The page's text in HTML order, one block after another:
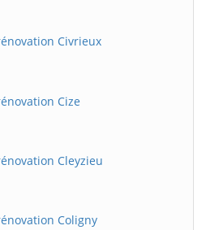
Civrieux
Cize
Cleyzieu
Coligny